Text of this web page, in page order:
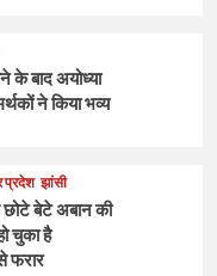
के बाद अयोध्या
ने किया भव्य
प्रदेश झांसी
बेटे अबान की
चुका है
फरार